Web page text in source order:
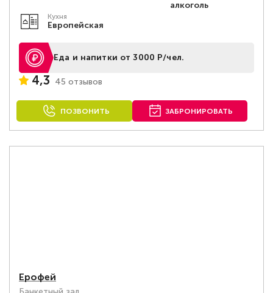
алкоголь
Кухня
Европейская
Еда и напитки от 3000 Р/чел.
4,3 45 отзывов
ПОЗВОНИТЬ ЗАБРОНИРОВАТЬ
Ерофей